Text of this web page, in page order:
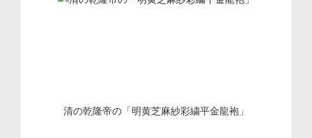
清の乾隆帝の「明黄芝麻紗彩繍平金龍袍」